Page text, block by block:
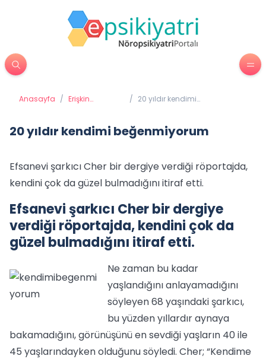
Anasayfa / Erişkin
/ 20 yıldır kendimi
20 yıldır kendimi beğenmiyorum
Efsanevi şarkıcı Cher bir dergiye verdiği röportajda,
kendini çok da güzel bulmadığını itiraf etti.
Efsanevi şarkıcı Cher bir dergiye
verdiği röportajda, kendini çok da
güzel bulmadığını itiraf etti.
Ne zaman bu kadar
yaşlandığını anlayamadığını
söyleyen 68 yaşındaki şarkıcı,
bu yüzden yıllardır aynaya
bakamadığını, görünüşünü en sevdiği yaşların 40 ile
45 yaşlarındayken olduğunu söyledi. Cher; “Kendime